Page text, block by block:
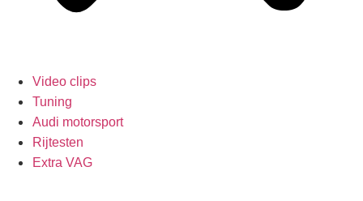
Video clips
Tuning
Audi motorsport
Rijtesten
Extra VAG